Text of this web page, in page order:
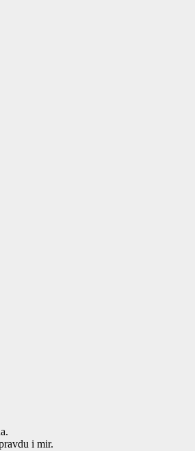
i mir.